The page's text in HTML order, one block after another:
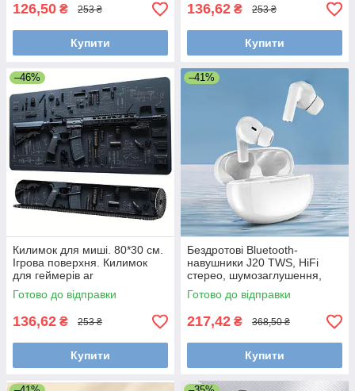
126,50 ₴ 253 ₴
Купити
136,62 ₴ 253 ₴
Купити
–46%
Килимок для миші. 80*30 см.
Ігрова поверхня. Килимок
для геймерів ar
Готово до відправки
136,62 ₴ 253 ₴
Купити
–41%
Бездротові Bluetooth-
навушники J20 TWS, HiFi
стерео, шумозаглушення,
Bluetooth 5.3, Білі
Готово до відправки
217,42 ₴ 368,50 ₴
Купити